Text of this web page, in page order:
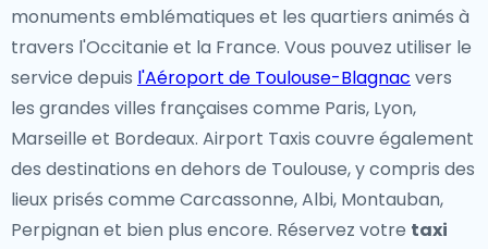
monuments emblématiques et les quartiers animés à
travers l'Occitanie et la France. Vous pouvez utiliser le
service depuis l'Aéroport de Toulouse-Blagnac vers
les grandes villes françaises comme Paris, Lyon,
Marseille et Bordeaux. Airport Taxis couvre également
des destinations en dehors de Toulouse, y compris des
lieux prisés comme Carcassonne, Albi, Montauban,
Perpignan et bien plus encore. Réservez votre taxi